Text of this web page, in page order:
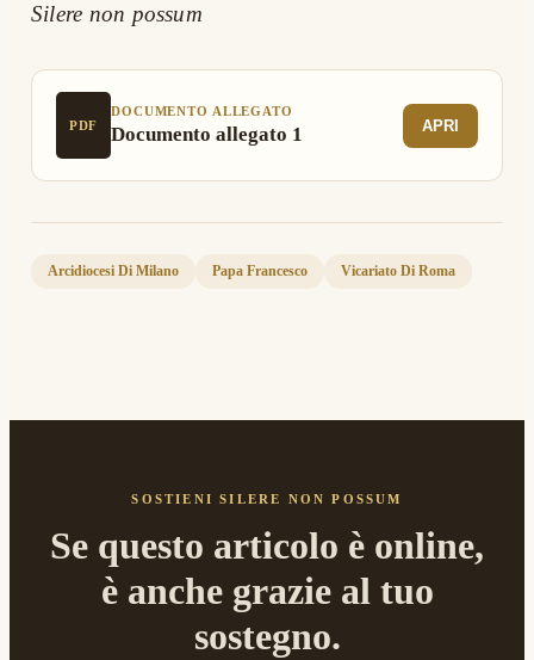
Silere non possum
PDF
DOCUMENTO ALLEGATO
Documento allegato 1 APRI
Arcidiocesi Di Milano Papa Francesco Vicariato Di Roma
SOSTIENI SILERE NON POSSUM
Se questo articolo è online,
è anche grazie al tuo
sostegno.